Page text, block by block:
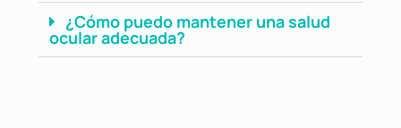
¿Cómo puedo mantener una salud
ocular adecuada?